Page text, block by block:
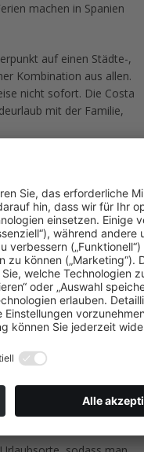
machen in Spanien
auf einen Städte-,
Kombination aus allen.
nicht sofort. Die Costa
mit der Familie,
jedes Jahr einen
Seite der Insel findet
Urlaubsprogramm
den beliebtesten in
Wassersportler.
auch Anfänger ein
über Urlaub machen,
ist dies bei
nicht einer so
genießen können.
Kultur-Abend mit einer
in Spanien und